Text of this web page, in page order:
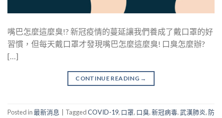
嘴巴怎麼這麼臭!? 新冠疫情的蔓延讓我們養成了戴口罩的好
習慣，但每天戴口罩才發現嘴巴怎麼這麼臭! 口臭怎麼辦?
[…]
CONTINUE READING →
Posted in最新消息 TaggedCOVID-19, 口罩, 口臭,新冠病毒,武漢肺炎, 防